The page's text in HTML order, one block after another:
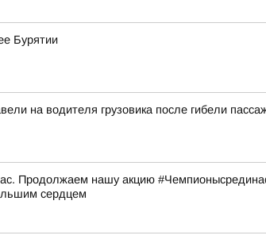
Бурятии
на водителя грузовика после гибели
Продолжаем нашу акцию
сердцем